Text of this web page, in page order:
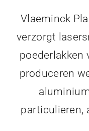
Vlaeminck
verzorgt
poederlakken
produceren
particulieren,